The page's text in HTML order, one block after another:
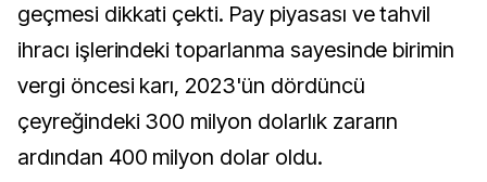
geçmesi dikkati çekti. Pay piyasası ve tahvil
ihracı işlerindeki toparlanma sayesinde birimin
vergi öncesi karı, 2023'ün dördüncü
çeyreğindeki 300 milyon dolarlık zararın
ardından 400 milyon dolar oldu.